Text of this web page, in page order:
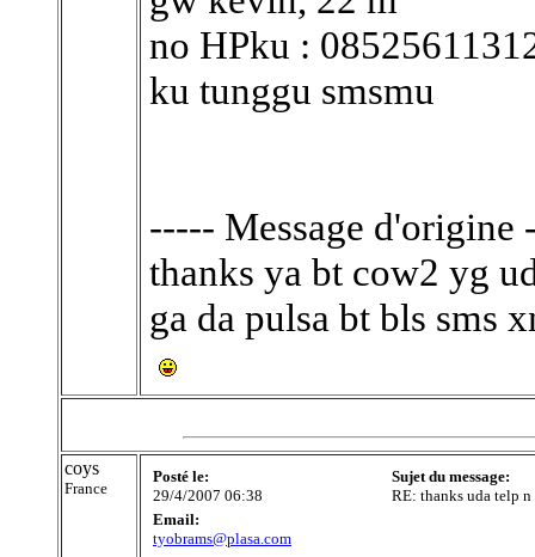
no HPku :
ku tunggu smsmu
----- Message d'origine
thanks ya bt cow2 yg
ga da pulsa bt bls sms
coys
France
Posté le:
29/4/2007 06:38
Sujet du message:
RE: thanks uda telp n
Email:
tyobrams@plasa.com